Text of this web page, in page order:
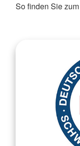
So finden Sie